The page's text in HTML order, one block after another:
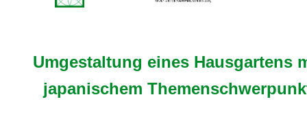
Umgestaltung eines Hausgartens
japanischem